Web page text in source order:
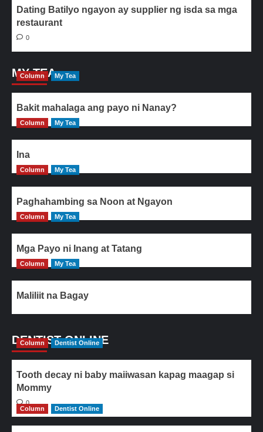
Dating Batilyo ngayon ay supplier ng isda sa mga
restaurant
0
MY TEA
Column My Tea
Bakit mahalaga ang payo ni Nanay?
Column My Tea
Ina
Column My Tea
Paghahambing sa Noon at Ngayon
Column My Tea
Mga Payo ni Inang at Tatang
Column My Tea
Maliliit na Bagay
DENTIST ONLINE
Column Dentist Online
Tooth decay ni baby maiiwasan kapag maagap si
Mommy
0
Column
Dentist Online